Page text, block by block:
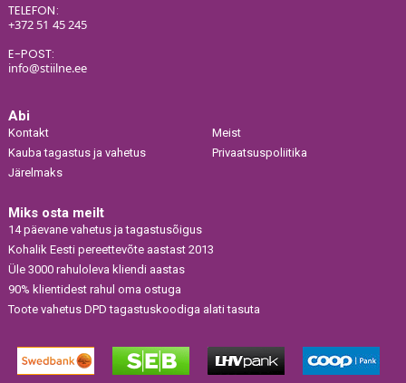
TELEFON:
+372 51 45 245
E-POST:
info@stiilne.ee
Abi
Kontakt
Kauba tagastus ja vahetus
Järelmaks
Meist
Privaatsuspoliitika
Miks osta meilt
14 päevane vahetus ja tagastusõigus
Kohalik Eesti pereettevõte aastast 2013
Üle 3000 rahuloleva kliendi aastas
90% klientidest rahul oma ostuga
Toote vahetus DPD tagastuskoodiga alati tasuta